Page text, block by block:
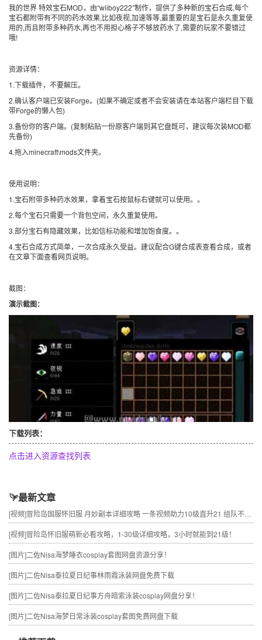
我的世界 特效宝石MOD，由“wiiboy222”制作，提供了多种新的宝石合成,每个
宝石都附带有不同的药水效果,比如夜视,加速等等,最重要的是宝石是永久重复使
用的,而且附带多种药水,再也不用担心格子不够放药水了,需要的玩家不要错过
哦!
资源详情：
1.下载插件，不要解压。
2.确认客户端已安装Forge。(如果不确定或者不会安装请在本站客户端栏目下载
带Forge的懒人包)
3.备份你的客户端。(复制粘贴一份原客户端到其它盘既可，建议每次装MOD都
先备份)
4.拖入minecraft\mods文件夹。
使用说明：
1.宝石附带多种药水效果，拿着宝石按鼠标右键就可以使用。。
2.每个宝石只需要一个背包空间，永久重复使用。
3.部分宝石有隐藏效果，比如信标功能和增加饱食度。。
4.宝石合成方式简单，一次合成永久受益。建议配合G键合成表查看合成，或者
在文章下面查看网页说明。
截图：
演示截图：
下载列表：
点击进入资源查找列表
最新文章
[视频]冒险岛国服怀旧服 月妙副本详细攻略 一条视频助力10级直升21 组队不求人
[视频]冒险岛怀旧服萌新必看攻略，1-30级详细攻略，3小时就能到21级！
[图片]二佐Nisa海梦睡衣cosplay套图网盘资源分享！
[图片]二佐Nisa泰拉夏日纪事林雨霞泳装网盘免费下载
[图片]二佐Nisa泰拉夏日纪事方舟暗索泳装cosplay网盘分享！
[图片]二佐Nisa海梦日常泳装cosplay套图免费网盘下载